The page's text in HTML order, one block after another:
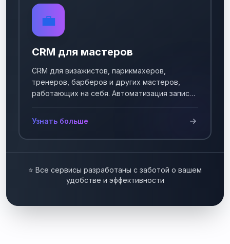
💼
CRM для мастеров
CRM для визажистов, парикмахеров,
тренеров, барберов и других мастеров,
работающих на себя. Автоматизация записи
Узнать больше
⭐ Все сервисы разработаны с заботой о вашем
удобстве и эффективности